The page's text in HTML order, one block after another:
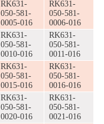
RK631-
050-581-
0005-016
RK631-
050-581-
0006-016
RK631-
050-581-
0010-016
RK631-
050-581-
0011-016
RK631-
050-581-
0015-016
RK631-
050-581-
0016-016
RK631-
050-581-
0020-016
RK631-
050-581-
0021-016